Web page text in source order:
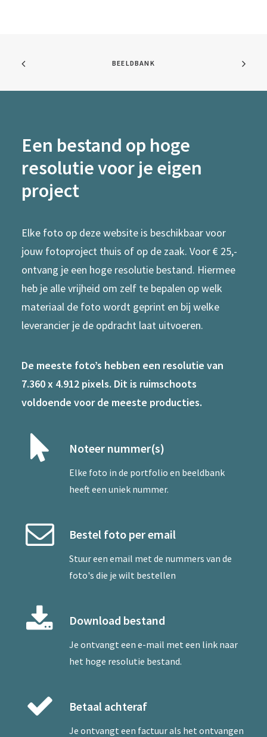
BEELDBANK
Een bestand op hoge
resolutie voor je eigen
project
Elke foto op deze website is beschikbaar voor
jouw fotoproject thuis of op de zaak. Voor € 25,-
ontvang je een hoge resolutie bestand. Hiermee
heb je alle vrijheid om zelf te bepalen op welk
materiaal de foto wordt geprint en bij welke
leverancier je de opdracht laat uitvoeren.
De meeste foto’s hebben een resolutie van
7.360 x 4.912 pixels. Dit is ruimschoots
voldoende voor de meeste producties.
Noteer nummer(s)
Elke foto in de portfolio en beeldbank
heeft een uniek nummer.
Bestel foto per email
Stuur een email met de nummers van de
foto's die je wilt bestellen
Download bestand
Je ontvangt een e-mail met een link naar
het hoge resolutie bestand.
Betaal achteraf
Je ontvangt een factuur als het ontvangen